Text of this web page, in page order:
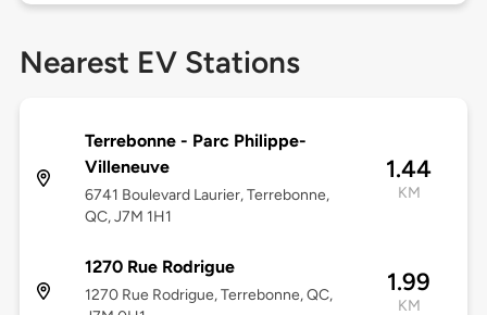
Nearest EV Stations
Terrebonne - Parc Philippe-
Villeneuve
6741 Boulevard Laurier, Terrebonne,
QC, J7M 1H1
1.44
KM
1270 Rue Rodrigue
1270 Rue Rodrigue, Terrebonne, QC,
1.99
KM